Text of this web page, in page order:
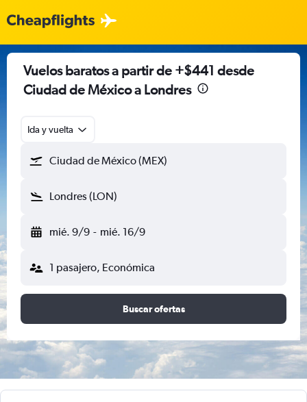
Vuelos baratos a partir de +$441 desde
Ciudad de México a Londres
Ida y vuelta
Ciudad de México (MEX)
Londres (LON)
mié. 9/9 - mié. 16/9
1 pasajero, Económica
Buscar ofertas